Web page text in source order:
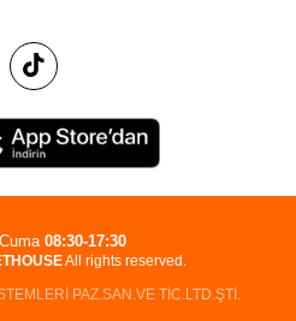
All rights reserved.
PAZ.SAN.VE TİC.LTD.ŞTİ.
08:30-17:30